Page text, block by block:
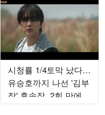
시청률 1/4토막 났다…
유승호까지 나선 '김부
장' 후속작, 2회 만에
하락세 ('재벌X형사')